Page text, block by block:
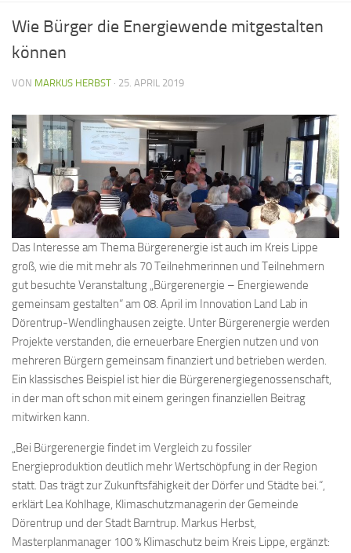
Wie Bürger die Energiewende mitgestalten
können
VON MARKUS HERBST · 25. APRIL 2019
Das Interesse am Thema Bürgerenergie ist auch im Kreis Lippe
groß, wie die mit mehr als 70 Teilnehmerinnen und Teilnehmern
gut besuchte Veranstaltung „Bürgerenergie – Energiewende
gemeinsam gestalten“ am 08. April im Innovation Land Lab in
Dörentrup-Wendlinghausen zeigte. Unter Bürgerenergie werden
Projekte verstanden, die erneuerbare Energien nutzen und von
mehreren Bürgern gemeinsam finanziert und betrieben werden.
Ein klassisches Beispiel ist hier die Bürgerenergiegenossenschaft,
in der man oft schon mit einem geringen finanziellen Beitrag
mitwirken kann.
„Bei Bürgerenergie findet im Vergleich zu fossiler
Energieproduktion deutlich mehr Wertschöpfung in der Region
statt. Das trägt zur Zukunftsfähigkeit der Dörfer und Städte bei.“,
erklärt Lea Kohlhage, Klimaschutzmanagerin der Gemeinde
Dörentrup und der Stadt Barntrup. Markus Herbst,
Masterplanmanager 100 % Klimaschutz beim Kreis Lippe, ergänzt: